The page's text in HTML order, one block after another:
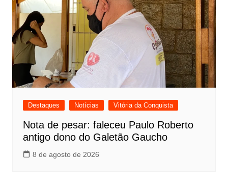
Destaques Notícias Vitória da Conquista
Nota de pesar: faleceu Paulo Roberto
antigo dono do Galetão Gaucho
8 de agosto de 2026